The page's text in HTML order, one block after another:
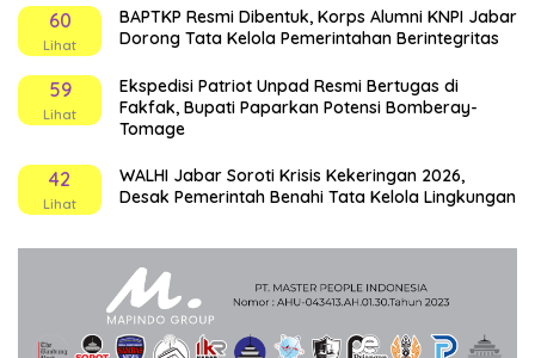
60
Lihat
BAPTKP Resmi Dibentuk, Korps Alumni KNPI Jabar
Dorong Tata Kelola Pemerintahan Berintegritas
59
Lihat
Ekspedisi Patriot Unpad Resmi Bertugas di
Fakfak, Bupati Paparkan Potensi Bomberay-
Tomage
42
Lihat
WALHI Jabar Soroti Krisis Kekeringan 2026,
Desak Pemerintah Benahi Tata Kelola Lingkungan